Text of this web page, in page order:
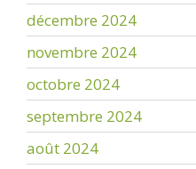
décembre 2024
novembre 2024
octobre 2024
septembre 2024
août 2024